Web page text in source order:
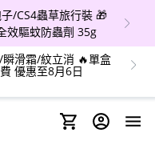
/CS4蟲草旅行裝 🎁
效驅蚊防蟲劑 35g
滑霜/紋立消 🔥單盒
優惠至8月6日